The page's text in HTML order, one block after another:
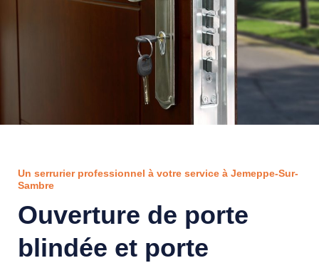
Un serrurier professionnel à votre service à Jemeppe-Sur-
Sambre
Ouverture de porte
blindée et porte